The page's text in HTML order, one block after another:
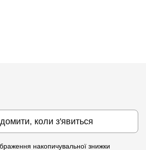
коли з'явиться
накопичувальної знижки